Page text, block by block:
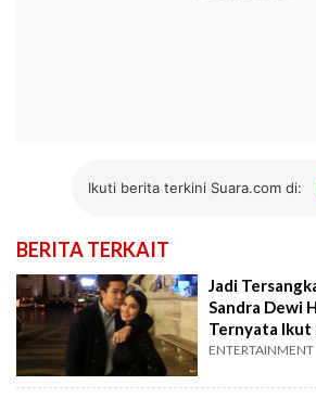
Ikuti berita terkini Suara.com di:
BERITA TERKAIT
Jadi
Sandra Dewi
Ternyata Ikut
ENTERTAINMENT